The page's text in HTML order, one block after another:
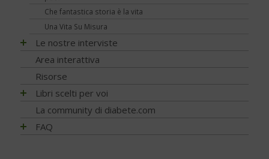
Unghie e onicopatie
Varici e insufficienza venosa cronica
Viaggi e vacanze
Visite ed esami
NEWS - 2010
NEWS - 2009
EVENTI - 2012
EVENTI - 2010
Che fantastica storia è la vita
Una Vita Su Misura
Le nostre interviste
Progetti
Ricerca
Prevenzione e Terapia
Area interattiva
Risorse
Libri scelti per voi
Alimentazione
Attività fisica
La community di diabete.com
FAQ